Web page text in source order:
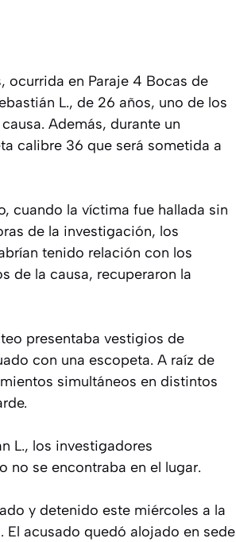
ocurrida en Paraje 4 Bocas de
L., de 26 años, uno de los
Además, durante un
calibre 36 que será sometida a
cuando la víctima fue hallada sin
de la investigación, los
tenido relación con los
de la causa, recuperaron la
presentaba vestigios de
con una escopeta. A raíz de
simultáneos en distintos
L., los investigadores
no se encontraba en el lugar.
y detenido este miércoles a la
El acusado quedó alojado en sede